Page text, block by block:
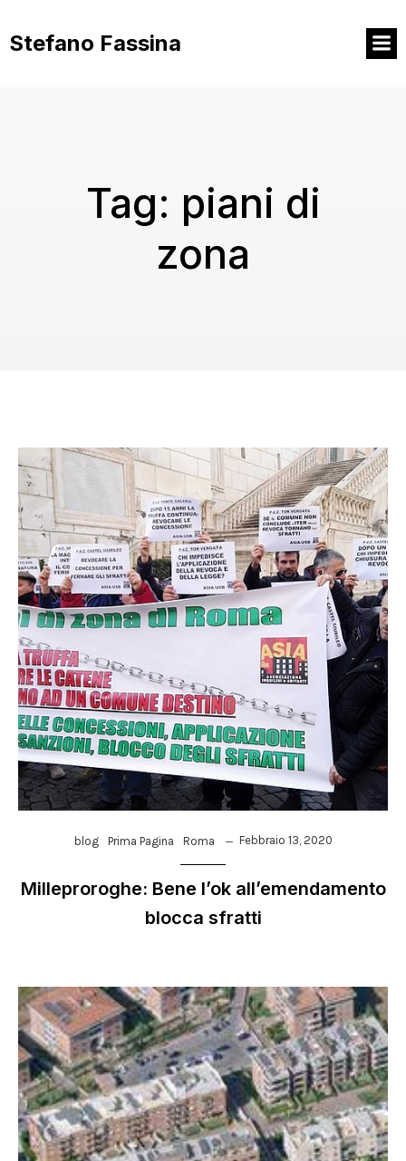
contenuto
Stefano Fassina
Tag: piani di
zona
blog Prima Pagina Roma Febbraio 13, 2020
Milleproroghe: Bene l’ok all’emendamento
blocca sfratti